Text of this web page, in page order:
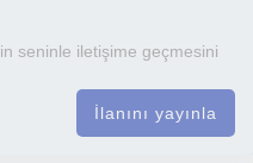
seninle iletişime geçmesini
İlanını yayınla